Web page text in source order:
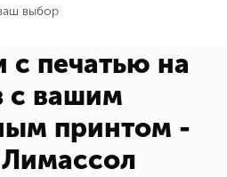
выбор
с печатью на
с вашим
принтом -